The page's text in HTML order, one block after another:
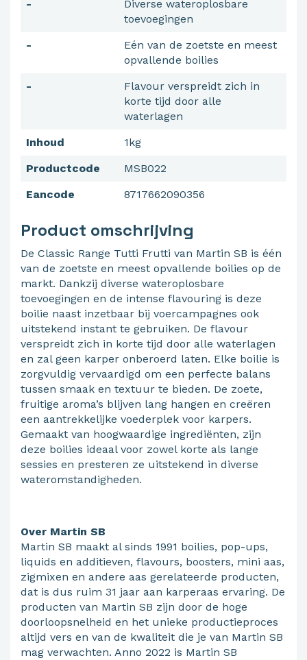
-
Diverse wateroplosbare
toevoegingen
-
Eén van de zoetste en meest
opvallende boilies
-
Flavour verspreidt zich in
korte tijd door alle
waterlagen
Inhoud
1kg
Productcode
MSB022
Eancode
8717662090356
Product omschrijving
De Classic Range Tutti Frutti van Martin SB is één
van de zoetste en meest opvallende boilies op de
markt. Dankzij diverse wateroplosbare
toevoegingen en de intense flavouring is deze
boilie naast inzetbaar bij voercampagnes ook
uitstekend instant te gebruiken. De flavour
verspreidt zich in korte tijd door alle waterlagen
en zal geen karper onberoerd laten. Elke boilie is
zorgvuldig vervaardigd om een perfecte balans
tussen smaak en textuur te bieden. De zoete,
fruitige aroma’s blijven lang hangen en creëren
een aantrekkelijke voederplek voor karpers.
Gemaakt van hoogwaardige ingrediënten, zijn
deze boilies ideaal voor zowel korte als lange
sessies en presteren ze uitstekend in diverse
wateromstandigheden.
Over Martin SB
Martin SB maakt al sinds 1991 boilies, pop-ups,
liquids en additieven, flavours, boosters, mini aas,
zigmixen en andere aas gerelateerde producten,
dat is dus ruim 31 jaar aan karperaas ervaring. De
producten van Martin SB zijn door de hoge
doorloopsnelheid en het unieke productieproces
altijd vers en van de kwaliteit die je van Martin SB
mag verwachten. Anno 2022 is Martin SB